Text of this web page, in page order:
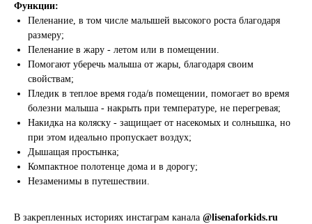
Функции:
Пеленание, в том числе малышей высокого роста благодаря
размеру;
Пеленание в жару - летом или в помещении.
Помогают уберечь малыша от жары, благодаря своим
свойствам;
Пледик в теплое время года/в помещении, помогает во время
болезни малыша - накрыть при температуре, не перегревая;
Накидка на коляску - защищает от насекомых и солнышка, но
при этом идеально пропускает воздух;
Дышащая простынка;
Компактное полотенце дома и в дорогу;
Незаменимы в путешествии.
В закрепленных историях инстаграм канала @lisenaforkids.ru